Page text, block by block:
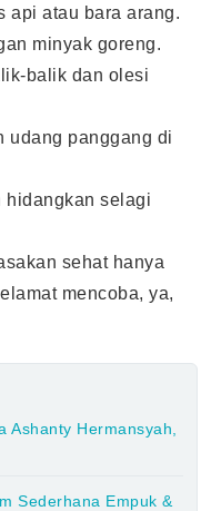
api atau bara arang.
minyak goreng.
balik dan olesi
udang panggang di
hidangkan selagi
sehat hanya
mencoba, ya,
Ashanty Hermansyah,
Sederhana Empuk &